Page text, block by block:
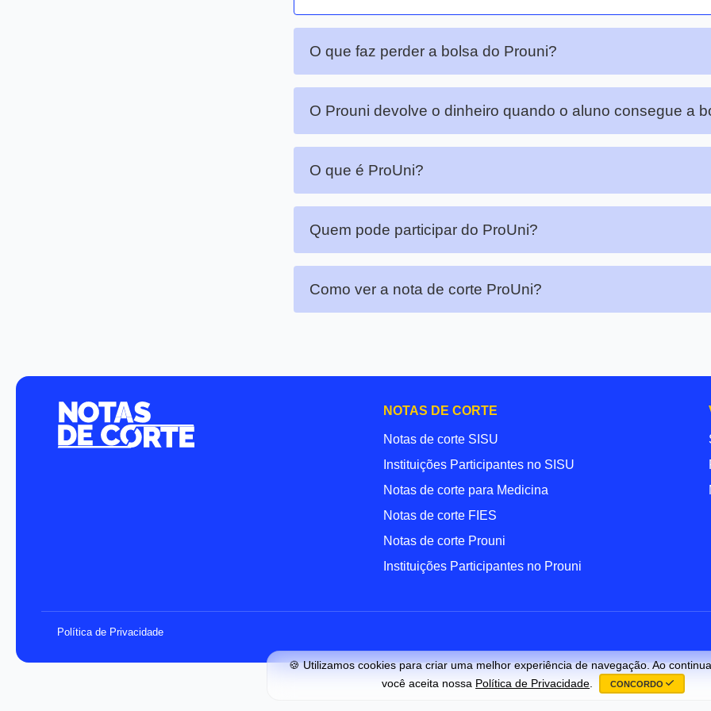
O que faz perder a bolsa do Prouni?
O Prouni devolve o dinheiro quando o aluno consegue a
O que é ProUni?
Quem pode participar do ProUni?
Como ver a nota de corte ProUni?
NOTAS DE CORTE
Notas de corte SISU
Instituições Participantes no SISU
Notas de corte para Medicina
Notas de corte FIES
Notas de corte Prouni
Instituições Participantes no Prouni
Política de Privacidade
🍪 Utilizamos cookies para criar uma melhor experiência de navegação. Ao
você aceita nossa Política de Privacidade. CONCORDO